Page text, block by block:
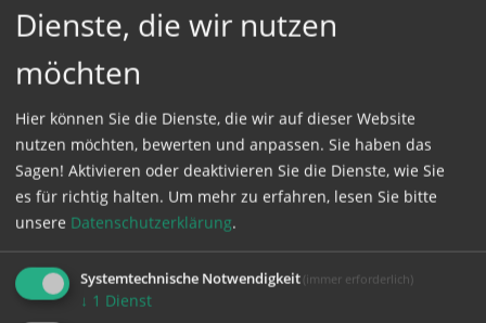
loggen Sie sich ein, oder bestellen Sie das
ProduktKathpress_online.
GESCHÜTZTER BEREICH
Bitte melden Sie sich mit Ihrem Benutzernamen
und Passwort an.
Benutzername
Dienste, die wir nutzen
möchten
Hier können Sie die Dienste, die wir auf dieser Website
nutzen möchten, bewerten und anpassen. Sie haben das
Sagen! Aktivieren oder deaktivieren Sie die Dienste, wie Sie
es für richtig halten. Um mehr zu erfahren, lesen Sie bitte
unsere Datenschutzerklärung.
Systemtechnische Notwendigkeit (immer erforderlich)
↓ 1 Dienst